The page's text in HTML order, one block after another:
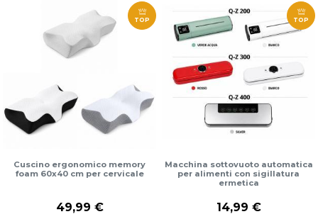
TOP
Cuscino ergonomico memory
foam 60x40 cm per cervicale
49,99 €
TOP
Macchina sottovuoto automatica
per alimenti con sigillatura
ermetica
14,99 €